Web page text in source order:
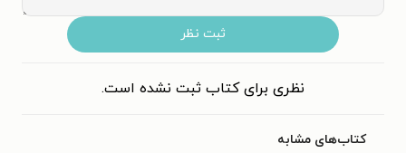
ثبت نظر
نظری برای کتاب ثبت نشده است.
کتاب‌های مشابه